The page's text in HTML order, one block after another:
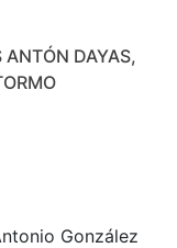
ANTÓN DAYAS,
González